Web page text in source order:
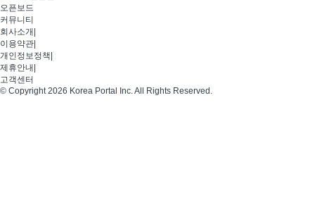
오픈보드
커뮤니티
회사소개
이용약관
개인정보정책
제휴안내
고객센터
© Copyright 2026 Korea Portal Inc. All Rights Reserved.